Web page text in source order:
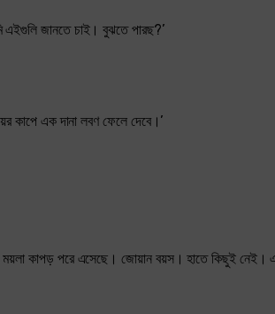
এইগুলি জানতে চাই। বুঝতে পারছ?’
কাপে এক দানা লবণ ফেলে দেবে।’
ময়লা কাপড় পরে এসেছে। জোয়ান বয়স। হাতে কিছুই নেই।